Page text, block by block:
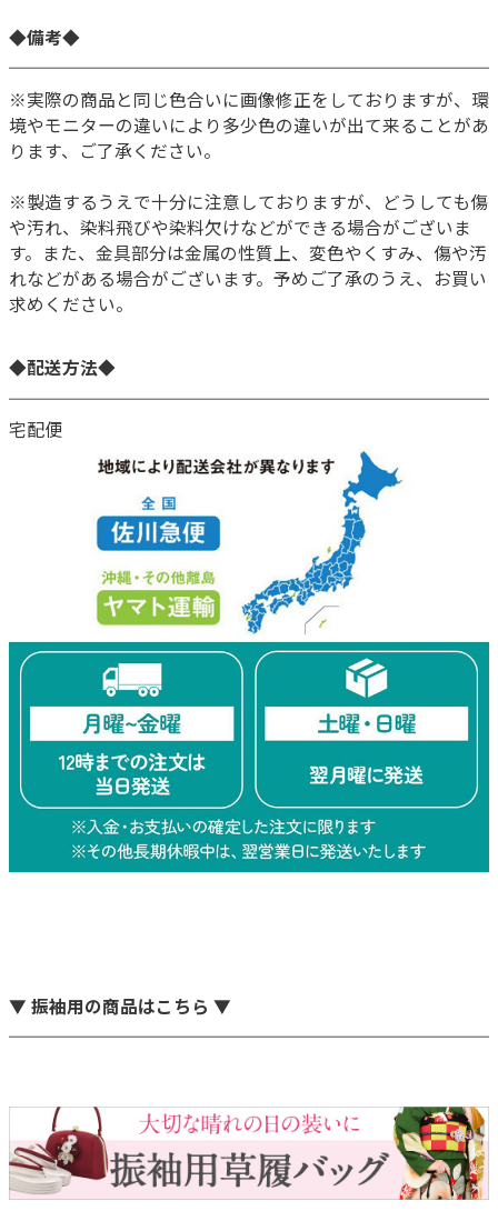
◆備考◆
※実際の商品と同じ色合いに画像修正をしておりますが、環
境やモニターの違いにより多少色の違いが出て来ることがあ
ります、ご了承ください。
※製造するうえで十分に注意しておりますが、どうしても傷
や汚れ、染料飛びや染料欠けなどができる場合がございま
す。また、金具部分は金属の性質上、変色やくすみ、傷や汚
れなどがある場合がございます。予めご了承のうえ、お買い
求めください。
◆配送方法◆
宅配便
▼ 振袖用の商品はこちら ▼